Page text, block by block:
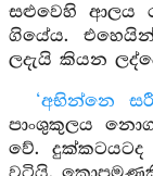
සළුවෙහි ආලය
ගියේය.
ලදැයි කියන
‘අභින්නෙ
පාංශුකුලය
වේ.